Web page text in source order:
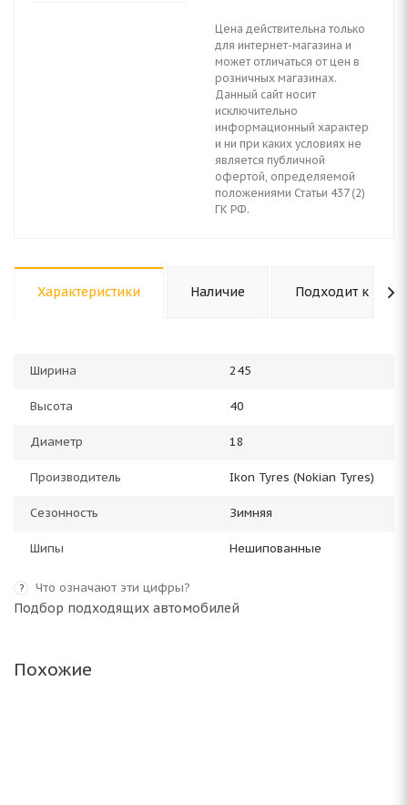
Цена действительна только
для интернет-магазина и
может отличаться от цен в
розничных магазинах.
Данный сайт носит
исключительно
информационный характер
и ни при каких условиях не
является публичной
офертой, определяемой
положениями Статьи 437 (2)
ГК РФ.
Характеристики Наличие Подходит к авто
Ширина 245
Высота 40
Диаметр 18
Производитель Ikon Tyres (Nokian Tyres)
Сезонность Зимняя
Шипы Нешипованные
? Что означают эти цифры?
Подбор подходящих автомобилей
Похожие